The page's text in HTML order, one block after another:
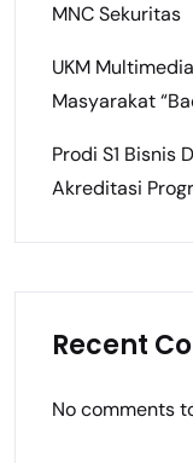
MNC Sekuritas
UKM
Masyarakat
Prodi S1 Bisnis
Akreditasi
Recent
No comments